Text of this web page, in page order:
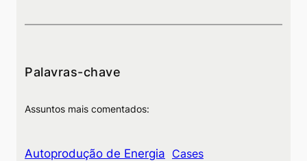
Palavras-chave
Assuntos mais comentados:
Autoprodução de Energia Cases